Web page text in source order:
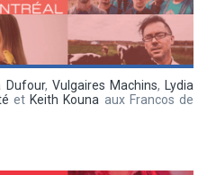
Dufour, Vulgaires Machins,
Lydia
et Keith Kouna aux Francos de